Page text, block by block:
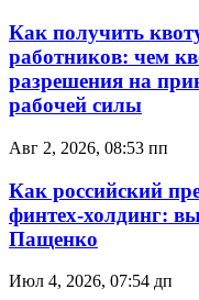
Как получить
работников: чем
разрешения на
рабочей силы
Авг 2, 2026, 08:53 пп
Как российский
финтех-холдинг:
Пащенко
Июл 4, 2026, 07:54 дп